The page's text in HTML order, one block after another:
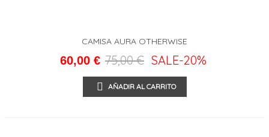
CAMISA AURA OTHERWISE
60,00 € 75,00 € SALE-20%
AÑADIR AL CARRITO